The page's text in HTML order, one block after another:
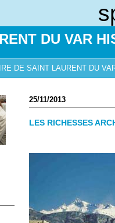
DU VAR
DE SAINT LAURENT DU
25/11/2013
LES RICHESSES